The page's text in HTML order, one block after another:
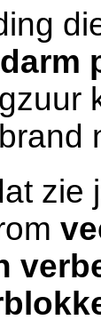
zie